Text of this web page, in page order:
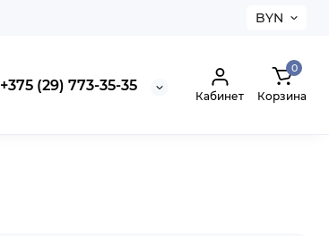
BYN
+375 (29) 773-35-35
Кабинет
0
Корзина